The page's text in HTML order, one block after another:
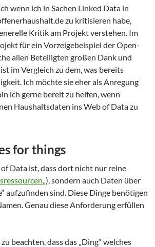
wenn ich in Sachen Linked Data in
zu kritisieren habe,
Kritik am Projekt verstehen. Im
für ein Vorzeigebeispiel der Open-
allen Beteiligten großen Dank und
im Vergleich zu dem, was bereits
Ich möchte sie eher als Anregung
ich gerne bereit zu helfen, wenn
Haushaltsdaten ins Web of Data zu
for things
Data ist, dass dort nicht nur reine
„), sondern auch Daten über
aufzufinden sind. Diese Dinge benötigen
Genau diese Anforderung erfüllen
beachten, dass das „Ding“ welches